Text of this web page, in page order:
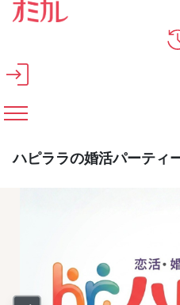
メインコンテンツへスキップ
ハピララの婚活パーティ